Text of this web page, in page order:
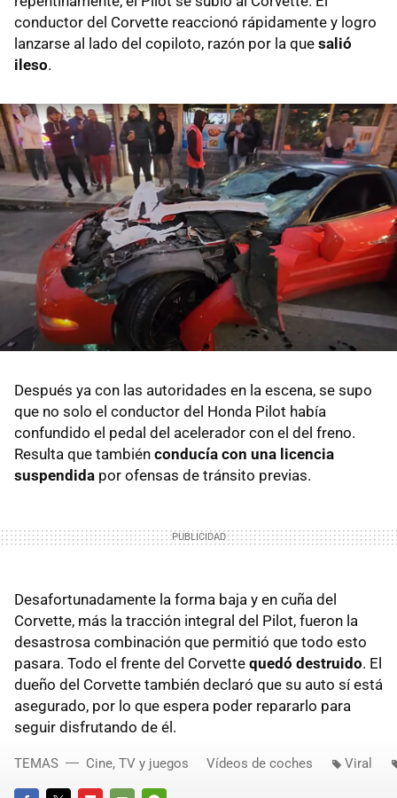
conductor del Corvette reaccionó rápidamente y logro
lanzarse al lado del copiloto, razón por la que salió
ileso.
Después ya con las autoridades en la escena, se supo
que no solo el conductor del Honda Pilot había
confundido el pedal del acelerador con el del freno.
Resulta que también conducía con una licencia
suspendida por ofensas de tránsito previas.
Desafortunadamente la forma baja y en cuña del
Corvette, más la tracción integral del Pilot, fueron la
desastrosa combinación que permitió que todo esto
pasara. Todo el frente del Corvette quedó destruido. El
dueño del Corvette también declaró que su auto sí está
asegurado, por lo que espera poder repararlo para
seguir disfrutando de él.
TEMAS Cine, TV y juegos Vídeos de coches Viral